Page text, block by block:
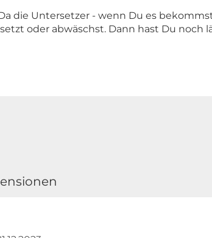
die Untersetzer - wenn Du es
oder abwäschst. Dann hast Du noch